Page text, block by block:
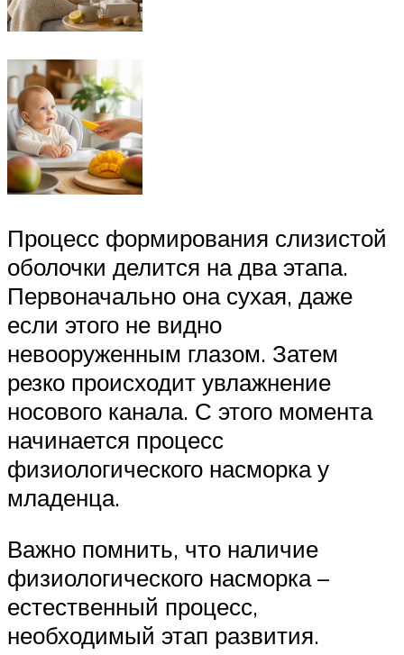
Процесс формирования слизистой
оболочки делится на два этапа.
Первоначально она сухая, даже
если этого не видно
невооруженным глазом. Затем
резко происходит увлажнение
носового канала. С этого момента
начинается процесс
физиологического насморка у
младенца.
Важно помнить, что наличие
физиологического насморка –
естественный процесс,
необходимый этап развития.